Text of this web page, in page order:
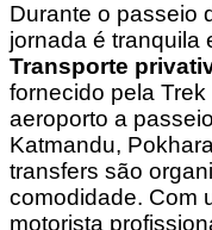
Durante o passeio
jornada é tranquila
Transporte
fornecido pela
aeroporto a
Katmandu,
transfers são
comodidade. Com
motorista